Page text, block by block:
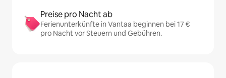
Preise pro Nacht ab
Ferienunterkünfte in Vantaa beginnen bei 17 €
pro Nacht vor Steuern und Gebühren.